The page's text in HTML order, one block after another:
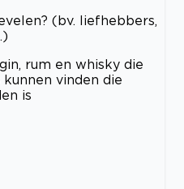
(bv. liefhebbers,
rum en whisky die
vinden die
is